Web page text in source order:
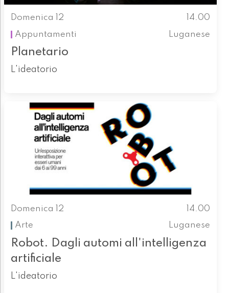
Domenica 12
14.00
Appuntamenti
Luganese
Planetario
L'ideatorio
Domenica 12
14.00
Arte
Luganese
Robot. Dagli automi all'intelligenza
artificiale
L'ideatorio